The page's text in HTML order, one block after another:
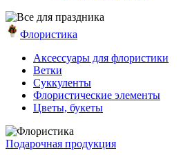
Флористика
Аксессуары для флористики
Ветки
Суккуленты
Флористические элементы
Цветы, букеты
Подарочная продукция